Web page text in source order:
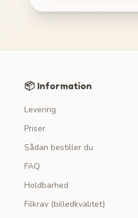
📦 Information
Levering
Priser
Sådan bestiller du
FAQ
Holdbarhed
Filkrav (billedkvalitet)